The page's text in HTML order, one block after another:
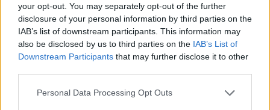
your opt-out. You may separately opt-out of the further
disclosure of your personal information by third parties on the
IAB’s list of downstream participants. This information may
also be disclosed by us to third parties on the IAB’s List of
Downstream Participants that may further disclose it to other
Personal Data Processing Opt Outs